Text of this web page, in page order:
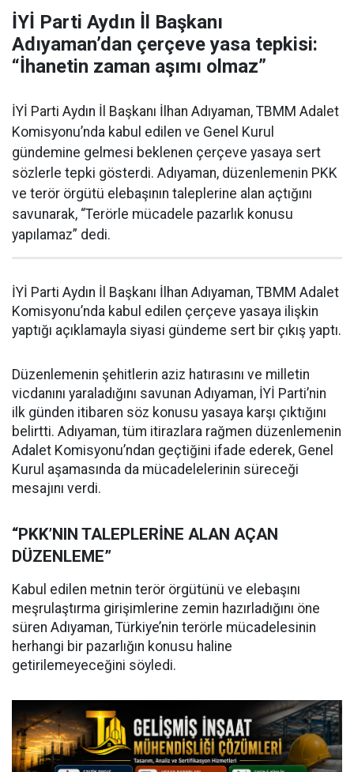
İYİ Parti Aydın İl Başkanı
Adıyaman’dan çerçeve yasa tepkisi:
“İhanetin zaman aşımı olmaz”
İYİ Parti Aydın İl Başkanı İlhan Adıyaman, TBMM Adalet
Komisyonu’nda kabul edilen ve Genel Kurul
gündemine gelmesi beklenen çerçeve yasaya sert
sözlerle tepki gösterdi. Adıyaman, düzenlemenin PKK
ve terör örgütü elebaşının taleplerine alan açtığını
savunarak, “Terörle mücadele pazarlık konusu
yapılamaz” dedi.
İYİ Parti Aydın İl Başkanı İlhan Adıyaman, TBMM Adalet
Komisyonu’nda kabul edilen çerçeve yasaya ilişkin
yaptığı açıklamayla siyasi gündeme sert bir çıkış yaptı.
Düzenlemenin şehitlerin aziz hatırasını ve milletin
vicdanını yaraladığını savunan Adıyaman, İYİ Parti’nin
ilk günden itibaren söz konusu yasaya karşı çıktığını
belirtti. Adıyaman, tüm itirazlara rağmen düzenlemenin
Adalet Komisyonu’ndan geçtiğini ifade ederek, Genel
Kurul aşamasında da mücadelelerinin süreceği
mesajını verdi.
“PKK’NIN TALEPLERİNE ALAN AÇAN
DÜZENLEME”
Kabul edilen metnin terör örgütünü ve elebaşını
meşrulaştırma girişimlerine zemin hazırladığını öne
süren Adıyaman, Türkiye’nin terörle mücadelesinin
herhangi bir pazarlığın konusu haline
getirilemeyeceğini söyledi.